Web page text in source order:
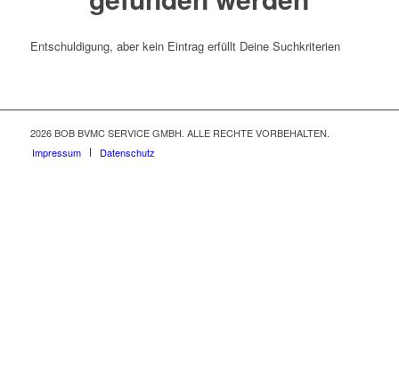
Entschuldigung, aber kein Eintrag erfüllt Deine Suchkriterien
2026 BOB BVMC SERVICE GMBH. ALLE RECHTE VORBEHALTEN.
Impressum
Datenschutz